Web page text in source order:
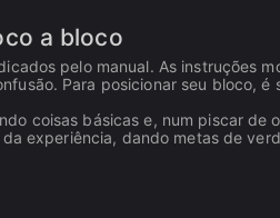
a bloco
pelo manual. As instruções
Para posicionar seu bloco, é
coisas básicas e, num piscar de
experiência, dando metas de